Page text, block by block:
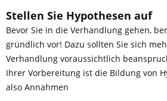
Stellen Sie Hypothesen auf
Bevor Sie in die Verhandlung gehen,
gründlich vor! Dazu sollten Sie sich
Verhandlung voraussichtlich
Ihrer Vorbereitung ist die Bildung von
also Annahmen